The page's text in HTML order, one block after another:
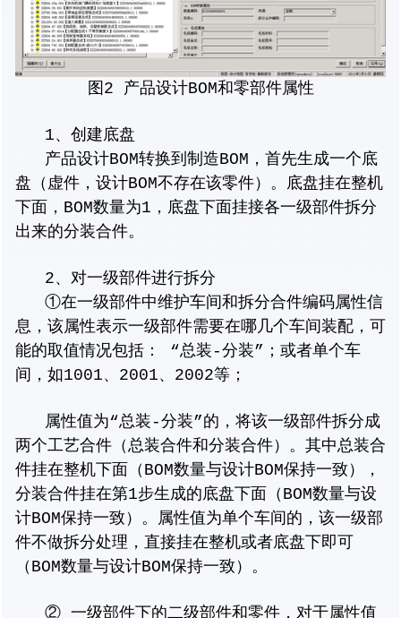
图2 产品设计BOM和零部件属性
1、创建底盘
产品设计BOM转换到制造BOM，首先生成一个底
盘（虚件，设计BOM不存在该零件）。底盘挂在整机
下面，BOM数量为1，底盘下面挂接各一级部件拆分
出来的分装合件。
2、对一级部件进行拆分
①在一级部件中维护车间和拆分合件编码属性信
息，该属性表示一级部件需要在哪几个车间装配，可
能的取值情况包括： “总装-分装”；或者单个车
间，如1001、2001、2002等；
属性值为“总装-分装”的，将该一级部件拆分成
两个工艺合件（总装合件和分装合件）。其中总装合
件挂在整机下面（BOM数量与设计BOM保持一致），
分装合件挂在第1步生成的底盘下面（BOM数量与设
计BOM保持一致）。属性值为单个车间的，该一级部
件不做拆分处理，直接挂在整机或者底盘下即可
（BOM数量与设计BOM保持一致）。
② 一级部件下的二级部件和零件，对于属性值